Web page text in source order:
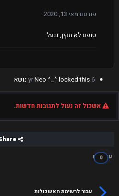
פורסם מאי 13, 2020
טופס לא תקין, ננעל.
6 yr
Neo ^_^ locked this נושא
אשכול זה נעול לתגובות חדשות.
עוקבים
0
עבור לרשימת האשכולות